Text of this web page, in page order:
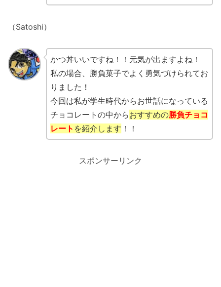
（Satoshi）
かつ丼いいですね！！元気が出ますよね！
私の場合、勝負菓子でよく勇気づけられてお
りました！
今回は私が学生時代からお世話になっている
チョコレートの中からおすすめの勝負チョコ
レート を紹介します ！！
スポンサーリンク